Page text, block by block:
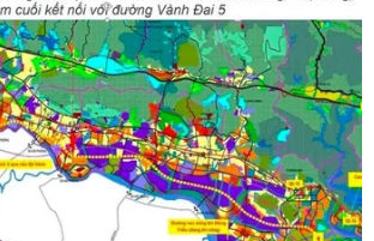
mở hướng kết nối
tế phía Bắc
Đại học Thương